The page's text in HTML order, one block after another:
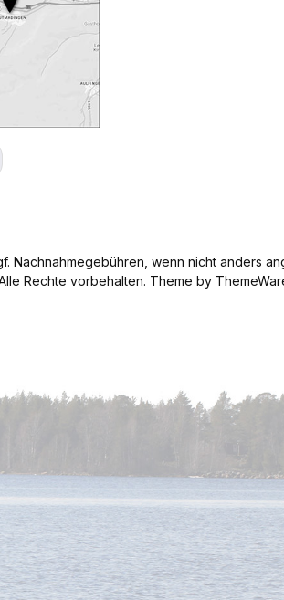
Nachnahmegebühren, wenn nicht anders
Rechte vorbehalten. Theme by